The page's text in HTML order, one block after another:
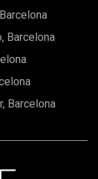
Barcelona
Barcelona